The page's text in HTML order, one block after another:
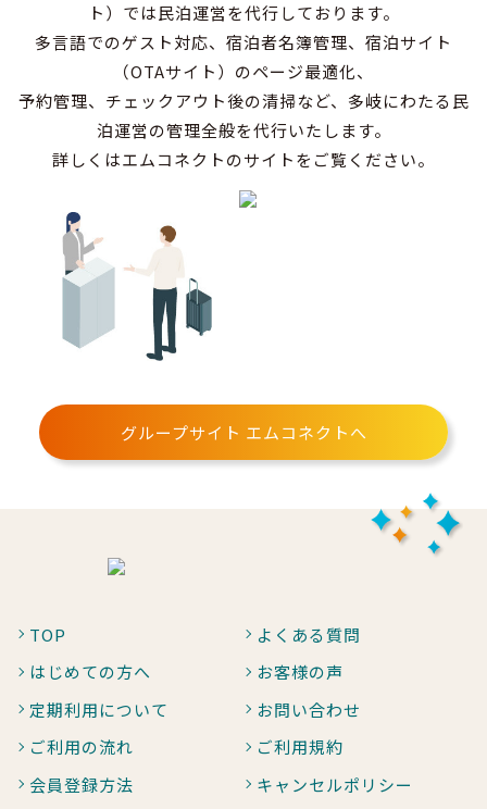
ト）では民泊運営を代行しております。
多言語でのゲスト対応、宿泊者名簿管理、宿泊サイト
（OTAサイト）のページ最適化、
予約管理、チェックアウト後の清掃など、多岐にわたる民
泊運営の管理全般を代行いたします。
詳しくはエムコネクトのサイトをご覧ください。
グループサイト エムコネクトへ
TOP
はじめての方へ
定期利用について
ご利用の流れ
会員登録方法
よくある質問
お客様の声
お問い合わせ
ご利用規約
キャンセルポリシー